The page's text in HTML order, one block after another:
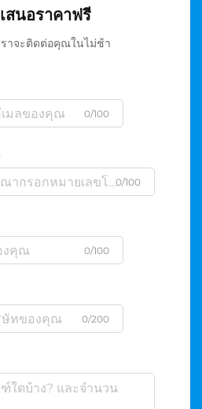
สนอราคาฟรี
าจะติดต่อคุณในไม่ช้า
0/100
0/100
0/100
0/200